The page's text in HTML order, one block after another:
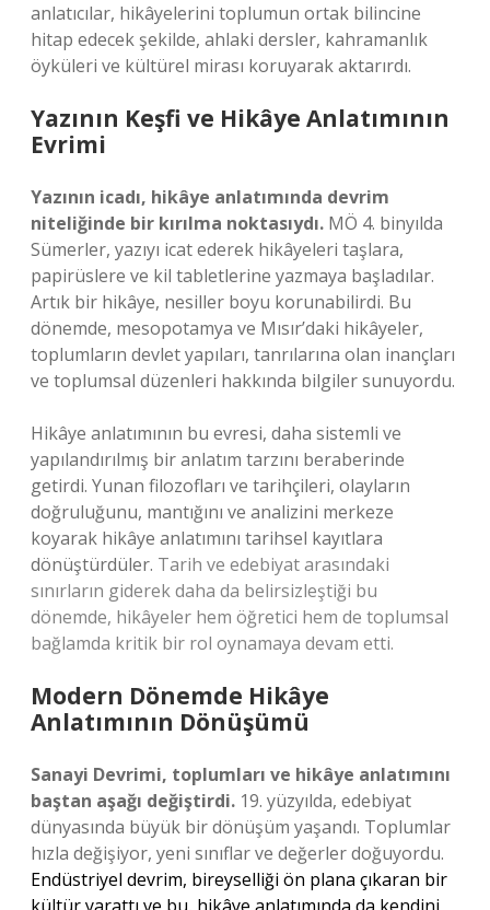
anlatıcılar, hikâyelerini toplumun ortak bilincine
hitap edecek şekilde, ahlaki dersler, kahramanlık
öyküleri ve kültürel mirası koruyarak aktarırdı.
Yazının Keşfi ve Hikâye Anlatımının
Evrimi
Yazının icadı, hikâye anlatımında devrim
niteliğinde bir kırılma noktasıydı. MÖ 4. binyılda
Sümerler, yazıyı icat ederek hikâyeleri taşlara,
papirüslere ve kil tabletlerine yazmaya başladılar.
Artık bir hikâye, nesiller boyu korunabilirdi. Bu
dönemde, mesopotamya ve Mısır’daki hikâyeler,
toplumların devlet yapıları, tanrılarına olan inançları
ve toplumsal düzenleri hakkında bilgiler sunuyordu.
Hikâye anlatımının bu evresi, daha sistemli ve
yapılandırılmış bir anlatım tarzını beraberinde
getirdi. Yunan filozofları ve tarihçileri, olayların
doğruluğunu, mantığını ve analizini merkeze
koyarak hikâye anlatımını tarihsel kayıtlara
dönüştürdüler. Tarih ve edebiyat arasındaki
sınırların giderek daha da belirsizleştiği bu
dönemde, hikâyeler hem öğretici hem de toplumsal
bağlamda kritik bir rol oynamaya devam etti.
Modern Dönemde Hikâye
Anlatımının Dönüşümü
Sanayi Devrimi, toplumları ve hikâye anlatımını
baştan aşağı değiştirdi. 19. yüzyılda, edebiyat
dünyasında büyük bir dönüşüm yaşandı. Toplumlar
hızla değişiyor, yeni sınıflar ve değerler doğuyordu.
Endüstriyel devrim, bireyselliği ön plana çıkaran bir